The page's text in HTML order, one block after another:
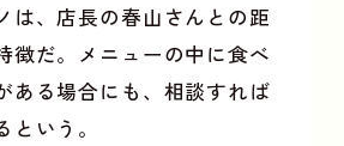
は、店長の春山さんとの距
徴だ。メニューの中に食べ
ある場合にも、相談すれば
いう。